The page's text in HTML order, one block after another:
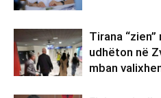
Tirana
udhëton në
mban